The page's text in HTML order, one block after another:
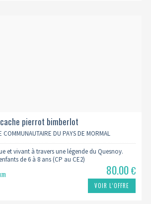
pierrot bimberlot
COMMUNAUTAIRE DU PAYS DE MORMAL
et vivant à travers une légende du Quesnoy.
de 6 à 8 ans (CP au CE2)
80.00€
VOIR L’OFFRE